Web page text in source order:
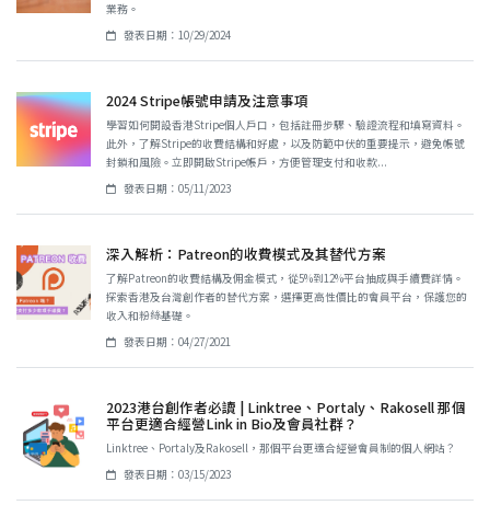
業務。
發表日期：10/29/2024
2024 Stripe帳號申請及注意事項
學習如何開設香港Stripe個人戶口，包括註冊步驟、驗證流程和填寫資料。
此外，了解Stripe的收費結構和好處，以及防範中伏的重要提示，避免帳號
封鎖和風險。立即開啟Stripe帳戶，方便管理支付和收款...
發表日期：05/11/2023
深入解析：Patreon的收費模式及其替代方案
了解Patreon的收費結構及佣金模式，從5%到12%平台抽成與手續費詳情。
探索香港及台灣創作者的替代方案，選擇更高性價比的會員平台，保護您的
收入和粉絲基礎。
發表日期：04/27/2021
2023港台創作者必讀 | Linktree、Portaly、Rakosell 那個
平台更適合經營Link in Bio及會員社群？
Linktree、Portaly及Rakosell，那個平台更適合經營會員制的個人網站？
發表日期：03/15/2023